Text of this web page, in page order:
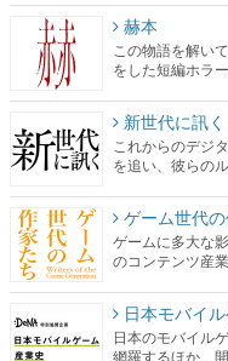
赫本
この物語を解い
をした短編ホラ
新世代に訊く
これからのデジ
を追い、彼らの
ゲーム世代
ゲームに多大な
のコンテンツ産
日本モバイ
日本のモバイル
網羅するほか、